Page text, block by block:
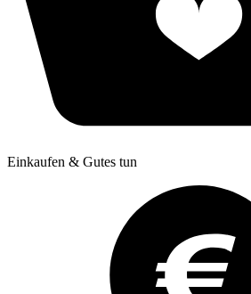
Einkaufen & Gutes tun